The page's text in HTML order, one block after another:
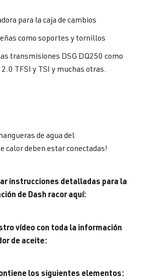
para la caja de cambios
como soportes y tornillos
transmisiones DSG DQ250 como
TFSI y TSI y muchas otras.
de agua del
calor deben estar conectadas!
instrucciones detalladas para la
de Dash racor aquí:
vídeo con toda la información
de aceite:
los siguientes elementos: